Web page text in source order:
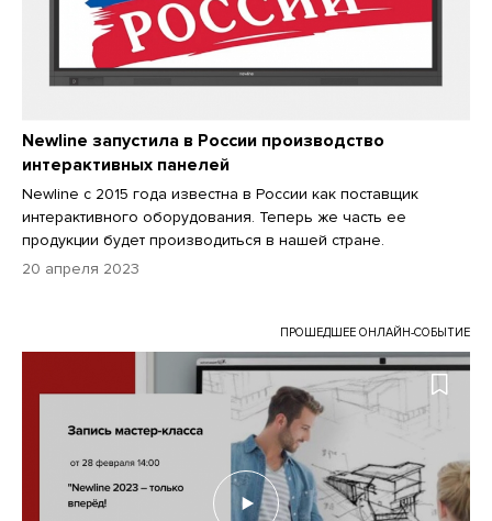
Newline запустила в России производство
интерактивных панелей
Newline с 2015 года известна в России как поставщик
интерактивного оборудования. Теперь же часть ее
продукции будет производиться в нашей стране.
20 апреля 2023
ПРОШЕДШЕЕ ОНЛАЙН-СОБЫТИЕ